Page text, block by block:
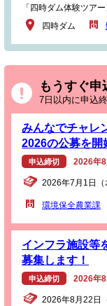
「四時ダム体験ツア
四時ダム
もうすぐ申
7日以内に申込
みんなでチャレ
2026の公募を開
申込締切 2026年8
2026年7月1日（
環境保全農業課
インフラ施設等
募集します！
申込締切 2026年8
2026年8月22日